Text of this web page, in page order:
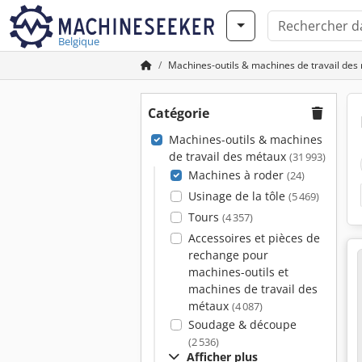
Belgique
Machines-outils & machines de travail des
Catégorie
Machines-outils & machines
de travail des métaux (31 993)
Machines à roder (24)
Usinage de la tôle (5 469)
Tours (4 357)
Accessoires et pièces de
rechange pour
machines-outils et
machines de travail des
métaux (4 087)
Soudage & découpe
(2 536)
Afficher plus